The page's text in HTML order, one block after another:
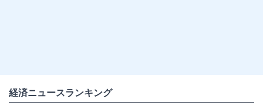
経済ニュースランキング